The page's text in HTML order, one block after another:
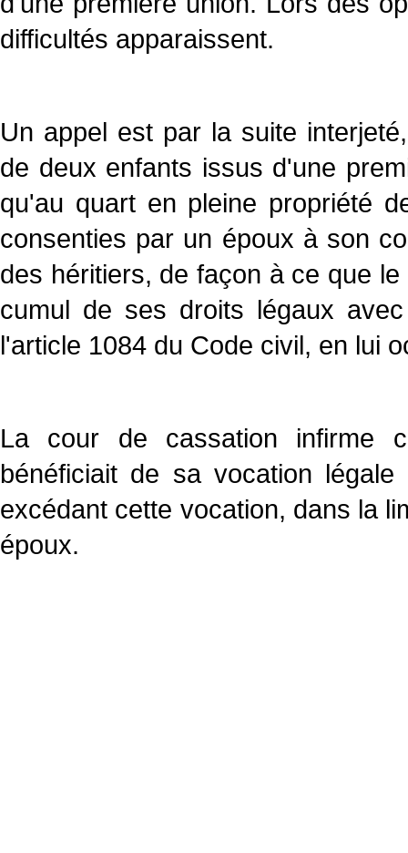
difficultés apparaissent.
Un appel est par la suite
de deux enfants issus d'une
qu'au quart en pleine propriété
consenties par un époux à son
des héritiers, de façon à ce que
cumul de ses droits légaux
l'article 1084 du Code civil, en lui
La cour de cassation infirme
bénéficiait de sa vocation
excédant cette vocation, dans la
époux.